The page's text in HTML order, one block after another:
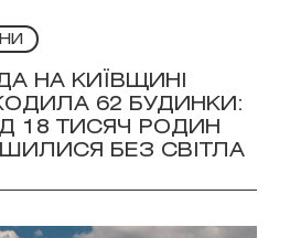
НА КИЇВЩИНІ
62 БУДИНКИ:
18 ТИСЯЧ РОДИН
БЕЗ СВІТЛА